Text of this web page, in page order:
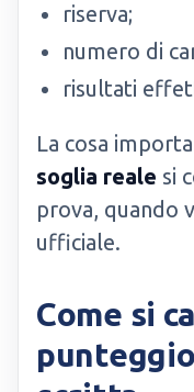
riserva;
numero di
risultati
La cosa
soglia reale si
prova, quando
ufficiale.
Come si